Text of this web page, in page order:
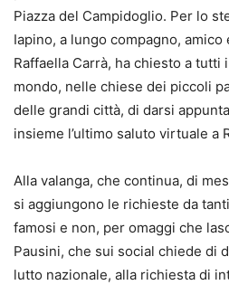
Piazza del Campidoglio. Per lo
Iapino, a lungo compagno,
Raffaella Carrà, ha chiesto a tutti
mondo, nelle chiese dei piccoli
delle grandi città, di darsi
insieme l’ultimo saluto virtuale a
Alla valanga, che continua, di
si aggiungono le richieste da
famosi e non, per omaggi che
Pausini, che sui social chiede di
lutto nazionale, alla richiesta di